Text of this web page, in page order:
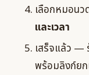
เลือกหมอนว
และเวลา
เสร็จแล้ว —
พร้อมลิงก์ยก